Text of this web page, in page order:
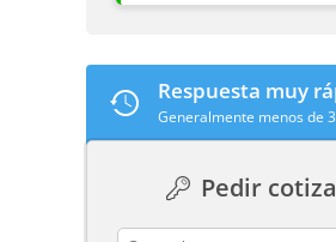
Respuesta muy
Generalmente menos de
Pedir